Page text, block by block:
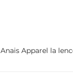
Anais Apparel la